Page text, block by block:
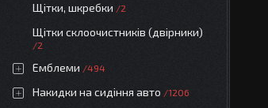
Щітки, шкребки 2
Щітки склоочистників (двірники)
2
Емблеми 494
Накидки на сидіння авто 1206